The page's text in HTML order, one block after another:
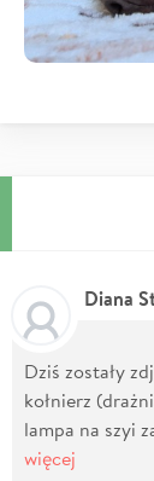
Diana
Dziś zostały
kołnierz
lampa na szyi
więcej